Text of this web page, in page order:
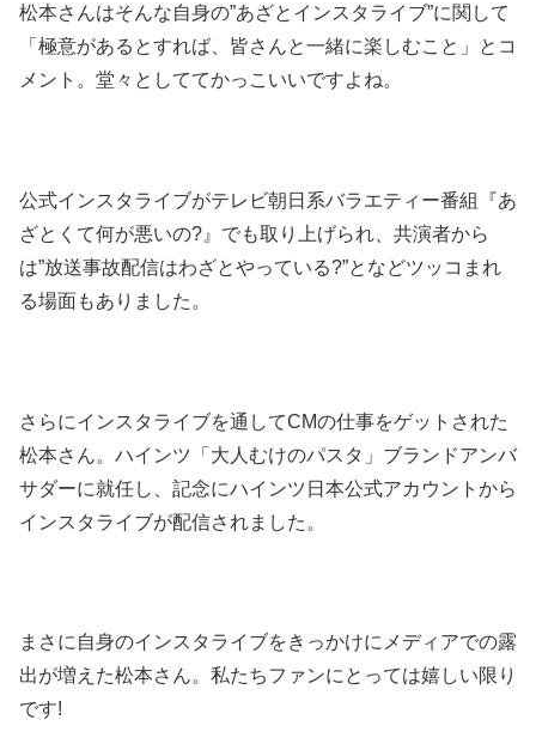
松本さんはそんな自身の”あざとインスタライブ”に関して
「極意があるとすれば、皆さんと一緒に楽しむこと」とコ
メント。堂々としててかっこいいですよね。
公式インスタライブがテレビ朝日系バラエティー番組『あ
ざとくて何が悪いの?』でも取り上げられ、共演者から
は”放送事故配信はわざとやっている?”となどツッコまれ
る場面もありました。
さらにインスタライブを通してCMの仕事をゲットされた
松本さん。ハインツ「大人むけのパスタ」ブランドアンバ
サダーに就任し、記念にハインツ日本公式アカウントから
インスタライブが配信されました。
まさに自身のインスタライブをきっかけにメディアでの露
出が増えた松本さん。私たちファンにとっては嬉しい限り
です!